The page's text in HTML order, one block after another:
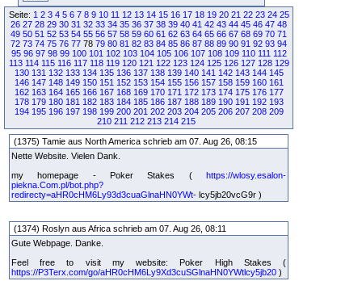
Seite: 1 2 3 4 5 6 7 8 9 10 11 12 13 14 15 16 17 18 19 20 21 22 23 24 25
26 27 28 29 30 31 32 33 34 35 36 37 38 39 40 41 42 43 44 45 46 47 48
49 50 51 52 53 54 55 56 57 58 59 60 61 62 63 64 65 66 67 68 69 70 71
72 73 74 75 76 77 78 79 80 81 82 83 84 85 86 87 88 89 90 91 92 93 94
95 96 97 98 99 100 101 102 103 104 105 106 107 108 109 110 111 112
113 114 115 116 117 118 119 120 121 122 123 124 125 126 127 128 129
130 131 132 133 134 135 136 137 138 139 140 141 142 143 144 145
146 147 148 149 150 151 152 153 154 155 156 157 158 159 160 161
162 163 164 165 166 167 168 169 170 171 172 173 174 175 176 177
178 179 180 181 182 183 184 185 186 187 188 189 190 191 192 193
194 195 196 197 198 199 200 201 202 203 204 205 206 207 208 209
210 211 212 213 214 215
(1375) Tamie aus North America schrieb am 07. Aug 26, 08:15
Nette Website. Vielen Dank.
my homepage - Poker Stakes ( https://wlosy.esalon-
piekna.Com.pl/bot.php?
redirecty=aHR0cHM6Ly93d3cuaGlnaHN0YWt- lcy5jb20vcG9r )
(1374) Roslyn aus Africa schrieb am 07. Aug 26, 08:11
Gute Webpage. Danke.
Feel free to visit my website: Poker High Stakes (
https://P3Terx.com/go/aHR0cHM6Ly9Xd3cuSGlnaHN0YWtlcy5jb20 )